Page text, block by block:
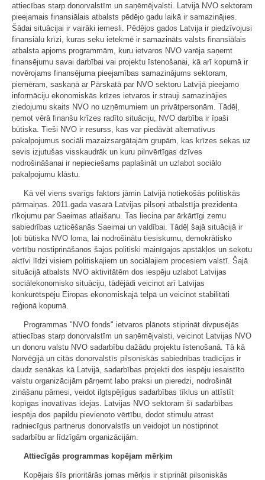
attiecības starp donorvalstīm un saņēmējvalsti. Latvijā NVO sektoram
pieejamais finansiālais atbalsts pēdējo gadu laikā ir samazinājies.
Šādai situācijai ir vairāki iemesli. Pēdējos gados Latvija ir piedzīvojusi
finansiālu krīzi, kuras seku ietekmē ir samazināts valsts finansiālais
atbalsta apjoms programmām, kuru ietvaros NVO varēja saņemt
finansējumu savai darbībai vai projektu īstenošanai, kā arī kopumā ir
novērojams finansējuma pieejamības samazinājums sektoram,
piemēram, saskaņā ar Pārskatā par NVO sektoru Latvijā pieejamo
informāciju ekonomiskās krīzes ietvaros ir strauji samazinājies
ziedojumu skaits NVO no uzņēmumiem un privātpersonām. Tādēļ,
ņemot vērā finanšu krīzes radīto situāciju, NVO darbība ir īpaši
būtiska. Tieši NVO ir resurss, kas var piedāvāt alternatīvus
pakalpojumus sociāli mazaizsargātajām grupām, kas krīzes sekas uz
sevis izjutušas visskaudrāk un kuru pilnvērtīgas dzīves
nodrošināšanai ir nepieciešams paplašināt un uzlabot sociālo
pakalpojumu klāstu.
Kā vēl viens svarīgs faktors jāmin Latvijā notiekošās politiskās
pārmaiņas. 2011.gada vasarā Latvijas pilsoņi atbalstīja prezidenta
rīkojumu par Saeimas atlaišanu. Tas liecina par ārkārtīgi zemu
sabiedrības uzticēšanās Saeimai un valdībai. Tādēļ šajā situācijā ir
ļoti būtiska NVO loma, lai nodrošinātu tiesiskumu, demokrātisko
vērtību nostiprināšanos šajos politiski mainīgajos apstākļos un sekotu
aktīvi līdzi visiem politiskajiem un sociālajiem procesiem valstī. Šajā
situācijā atbalsts NVO aktivitātēm dos iespēju uzlabot Latvijas
sociālekonomisko situāciju, tādējādi veicinot arī Latvijas
konkurētspēju Eiropas ekonomiskajā telpā un veicinot stabilitāti
reģionā kopumā.
Programmas "NVO fonds" ietvaros plānots stiprināt divpusējās
attiecības starp donorvalstīm un saņēmējvalsti, veicinot Latvijas NVO
un donoru valstu NVO sadarbību dažādu projektu īstenošanā. Tā kā
Norvēģijā un citās donorvalstīs pilsoniskās sabiedrības tradīcijas ir
daudz senākas kā Latvijā, sadarbības projekti dos iespēju iesaistīto
valstu organizācijām pārņemt labo praksi un pieredzi, nodrošināt
zināšanu pārnesi, veidot ilgtspējīgus sadarbības tīklus un attīstīt
kopīgas inovatīvas idejas. Latvijas NVO sektoram šī sadarbības
iespēja dos papildu pievienoto vērtību, dodot stimulu atrast
radniecīgus partnerus donorvalstīs un veidojot un nostiprinot
sadarbību ar līdzīgām organizācijām.
Attiecīgās programmas kopējam mērķim
Kopējais šīs prioritārās jomas mērķis ir stiprināt pilsoniskās